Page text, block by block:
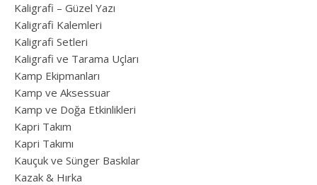
Kaligrafi – Güzel Yazı
Kaligrafi Kalemleri
Kaligrafi Setleri
Kaligrafi ve Tarama Uçları
Kamp Ekipmanları
Kamp ve Aksessuar
Kamp ve Doğa Etkinlikleri
Kapri Takım
Kapri Takımı
Kauçuk ve Sünger Baskılar
Kazak & Hırka